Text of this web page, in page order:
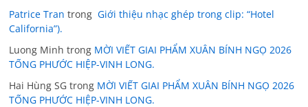
Patrice Tran trong Giới thiệu nhạc ghép trong clip: “Hotel
California”).
Luong Minh trong MỜI VIẾT GIAI PHẨM XUÂN BÍNH NGỌ 2026
TỐNG PHƯỚC HIỆP-VINH LONG.
Hai Hùng SG trong MỜI VIẾT GIAI PHẨM XUÂN BÍNH NGỌ 2026
TỐNG PHƯỚC HIỆP-VINH LONG.